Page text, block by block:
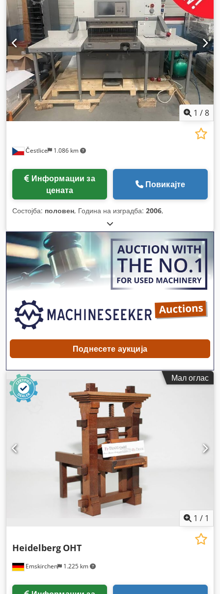
1 /8
Čestlice 1.086 km
цената
Повикајте
Состојба: половен, Година на изградба: 2006,
Поднесете аукција
Мал оглас
1 / 1
Emskirchen 1.225 km
Heidelberg OHT